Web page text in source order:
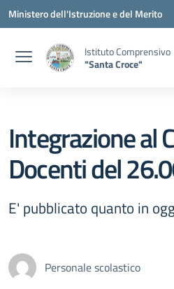
Vai ai contenuti
Vai al menu di navigazione
Vai al footer
Ministero dell'Istruzione e del Merito
Istituto Comprensivo
"Santa Croce"
Integrazione al
Docenti del
E' pubblicato quanto in
Personale scolastico